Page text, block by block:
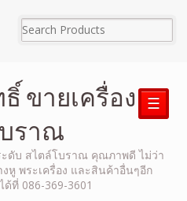
ขายเครื่อง
ราณ
ะดับ สไตล์โบราณ คุณภาพดี ไม่ว่า
หู พระเครื่อง และสินค้าอื่นๆอีก
ที่ 086-369-3601
☰